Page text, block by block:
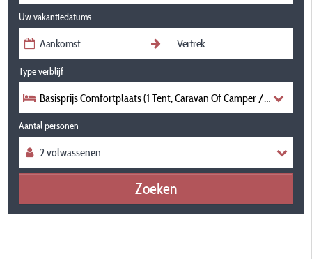
Uw vakantiedatums
Type verblijf
Basisprijs Comfortplaats (1 Tent, Caravan Of Camper / 1 Auto)
Aantal personen
Zoeken